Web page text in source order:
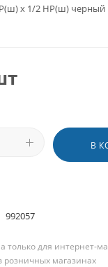
х 1/2 НР(ш) черный
В
992057
только для интернет-
розничных магазинах